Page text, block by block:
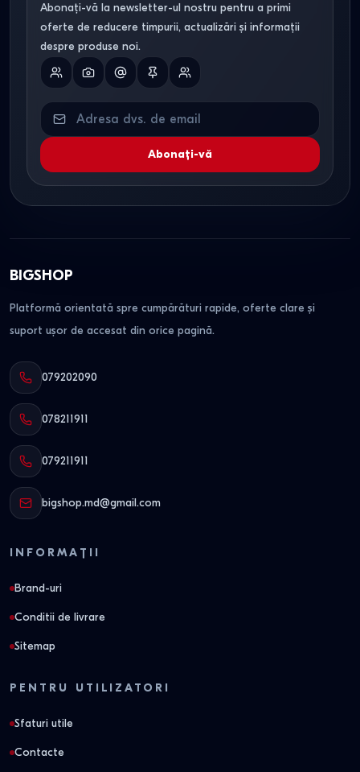
Abonați-vă la newsletter-ul nostru pentru a primi
oferte de reducere timpurii, actualizări și informații
despre produse noi.
Abonați-vă
BIGSHOP
Platformă orientată spre cumpărături rapide, oferte clare și
suport ușor de accesat din orice pagină.
079202090
078211911
079211911
bigshop.md@gmail.com
INFORMAȚII
Brand-uri
Conditii de livrare
Sitemap
PENTRU UTILIZATORI
Sfaturi utile
Contacte